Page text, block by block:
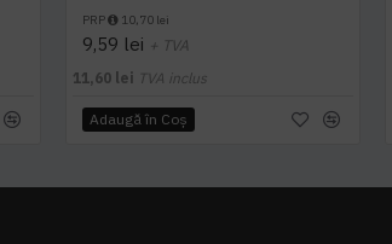
PRP 10,70 lei
9,59 lei + TVA
11,60 lei TVA inclus
Adaugă în Coş